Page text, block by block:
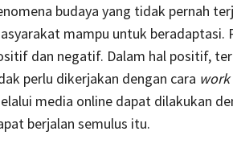
budaya yang tidak pernah
mampu untuk
dan negatif. Dalam hal positif,
perlu dikerjakan dengan cara
media online dapat dilakukan
berjalan semulus itu.